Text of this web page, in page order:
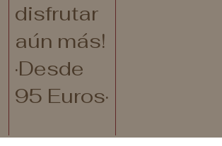
disfrutar
aún más!
·Desde
95 Euros·